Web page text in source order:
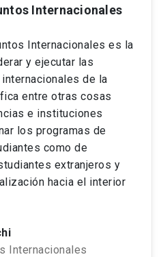
Internacionales
Internacionales es la
y ejecutar las
de la
entre otras cosas
e instituciones
los programas de
como de
extranjeros y
hacia el interior
Internacionales